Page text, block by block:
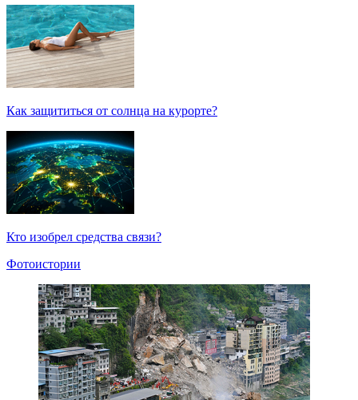
Как защититься от солнца на курорте?
Кто изобрел средства связи?
Фотоистории